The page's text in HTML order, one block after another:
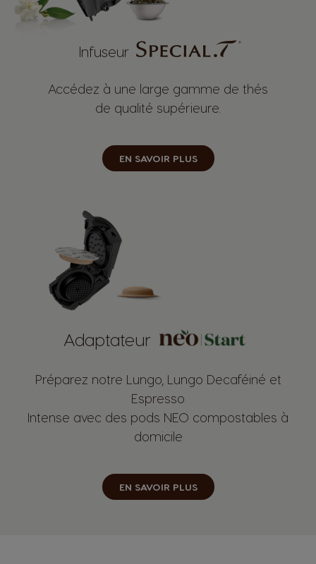
Infuseur
Accédez à une large gamme de thés
de qualité supérieure.
EN SAVOIR PLUS
Adaptateur
Préparez notre Lungo, Lungo Decaféiné et
Espresso
Intense avec des pods NEO compostables à
domicile
EN SAVOIR PLUS